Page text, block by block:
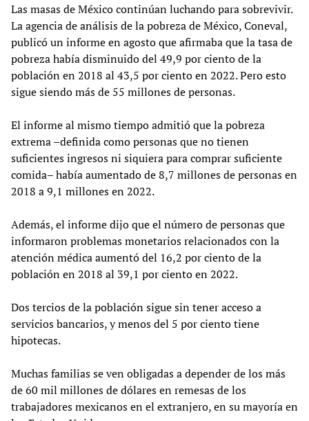
Las masas de México continúan luchando para sobrevivir.
La agencia de análisis de la pobreza de México, Coneval,
publicó un informe en agosto que afirmaba que la tasa de
pobreza había disminuido del 49,9 por ciento de la
población en 2018 al 43,5 por ciento en 2022. Pero esto
sigue siendo más de 55 millones de personas.
El informe al mismo tiempo admitió que la pobreza
extrema –definida como personas que no tienen
suficientes ingresos ni siquiera para comprar suficiente
comida– había aumentado de 8,7 millones de personas en
2018 a 9,1 millones en 2022.
Además, el informe dijo que el número de personas que
informaron problemas monetarios relacionados con la
atención médica aumentó del 16,2 por ciento de la
población en 2018 al 39,1 por ciento en 2022.
Dos tercios de la población sigue sin tener acceso a
servicios bancarios, y menos del 5 por ciento tiene
hipotecas.
Muchas familias se ven obligadas a depender de los más
de 60 mil millones de dólares en remesas de los
trabajadores mexicanos en el extranjero, en su mayoría en